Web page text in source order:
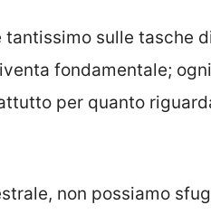
sulle tasche
fondamentale;
per quanto
non possiamo